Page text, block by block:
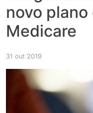
novo
Medicare
31 out 2019